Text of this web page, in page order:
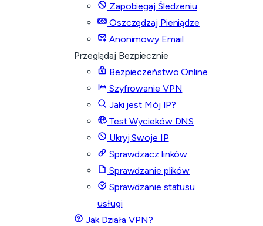
Zapobiegaj Śledzeniu
Oszczędzaj Pieniądze
Anonimowy Email
Przeglądaj Bezpiecznie
Bezpieczeństwo Online
Szyfrowanie VPN
Jaki jest Mój IP?
Test Wycieków DNS
Ukryj Swoje IP
Sprawdzacz linków
Sprawdzanie plików
Sprawdzanie statusu
usługi
Jak Działa VPN?